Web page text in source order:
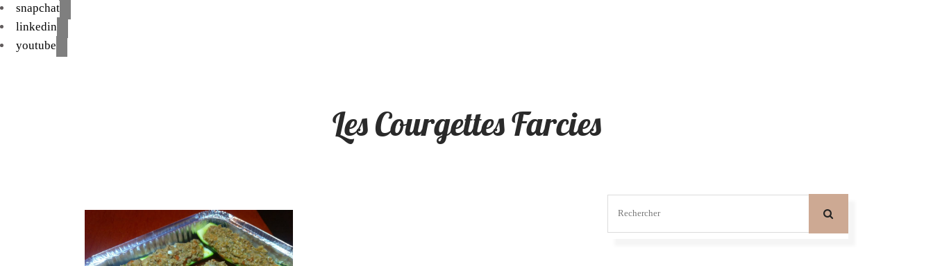
snapchat
linkedin
youtube
Les Courgettes Farcies